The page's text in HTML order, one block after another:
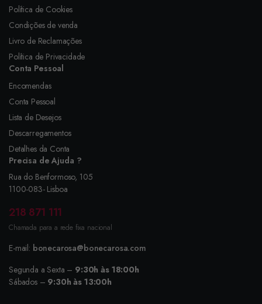
Política de Cookies
Condições de venda
Livro de Reclamações
Política de Privacidade
Conta Pessoal
Encomendas
Conta Pessoal
Lista de Desejos
Descarregamentos
Detalhes da Conta
Precisa de Ajuda ?
Rua do Benformoso, 105
1100-083- Lisboa
218 871 111
Chamada para a rede fixa nacional
E-mail: bonecarosa@bonecarosa.com
Segunda a Sexta – 9:30h às 18:00h
Sábados – 9:30h às 13:00h